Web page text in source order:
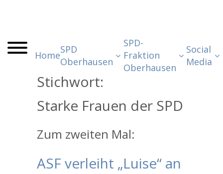
Home
SPD
Oberhausen
SPD-
Fraktion
Oberhausen
Social
Media
Stichwort:
Starke Frauen der SPD
Zum zweiten Mal:
ASF verleiht „Luise“ an